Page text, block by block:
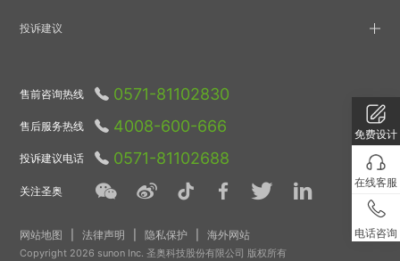
免费设计
在线客服
电话咨询
投诉建议
售前咨询热线 0571-81102830
售后服务热线 4008-600-666
投诉建议电话 0571-81102688
关注圣奥
网站地图 法律声明 隐私保护 海外网站
Copyright 2026 sunon Inc. 圣奥科技股份有限公司 版权所有